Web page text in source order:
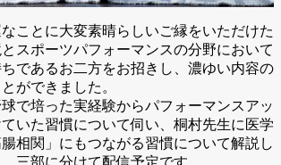
ことに大変素晴らしいご縁をいただけた
スポーツパフォーマンスの分野において
であるお二方をお招きし、濃ゆい内容の
ができました。
で培った実経験からパフォーマンスアッ
いた習慣について伺い、桐村先生に医学
相関」にもつながる習慣について解説し
三部に分けて配信予定です。